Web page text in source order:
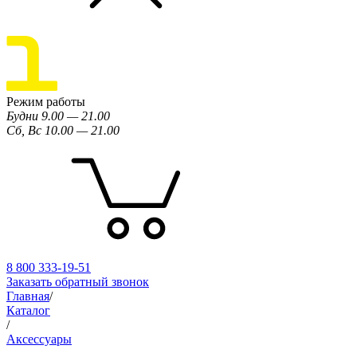
Режим работы
Будни 9.00 — 21.00
Сб, Вс 10.00 — 21.00
8 800 333-19-51
Заказать обратный звонок
Главная/
Каталог
/
Аксессуары